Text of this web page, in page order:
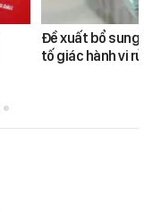
Đề xuất bổ
tố giác hành vi